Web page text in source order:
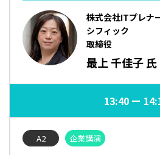
株式会社ITプレナ
シフィック
取締役
最上 千佳子 氏
13:40
A2 企業講演